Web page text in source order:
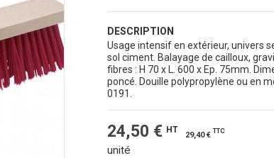
DESCRIPTION
Usage intensif en extérieur, univers
sol ciment. Balayage de cailloux,
fibres : H 70 x L. 600 x Ep. 75mm.
poncé. Douille polypropylène ou en
0191.
24,50 € HT
unité
29,40 € TTC